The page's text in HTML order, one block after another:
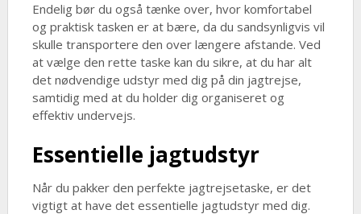
Endelig bør du også tænke over, hvor komfortabel
og praktisk tasken er at bære, da du sandsynligvis vil
skulle transportere den over længere afstande. Ved
at vælge den rette taske kan du sikre, at du har alt
det nødvendige udstyr med dig på din jagtrejse,
samtidig med at du holder dig organiseret og
effektiv undervejs.
Essentielle jagtudstyr
Når du pakker den perfekte jagtrejsetaske, er det
vigtigt at have det essentielle jagtudstyr med dig.